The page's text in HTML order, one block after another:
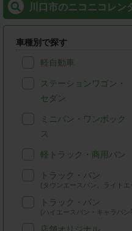
川口市のニコニコレ
車種別で探す
軽自動車
ステーションワゴン・
セダン
ミニバン・ワンボック
ス
軽トラック・商用バン
トラック・バン
(タウンエースバン、ライトエ
トラック・バン
(ハイエースバン・キャラバン